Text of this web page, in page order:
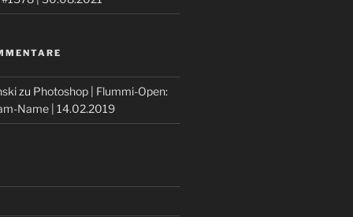
zu Photoshop | Flummi-Open:
Name | 14.02.2019